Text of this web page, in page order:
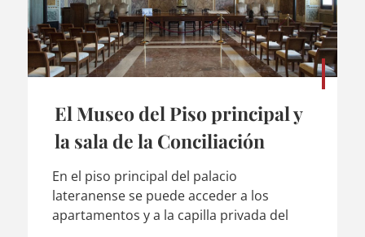
El Museo del Piso principal y
la sala de la Conciliación
En el piso principal del palacio
lateranense se puede acceder a los
apartamentos y a la capilla privada del